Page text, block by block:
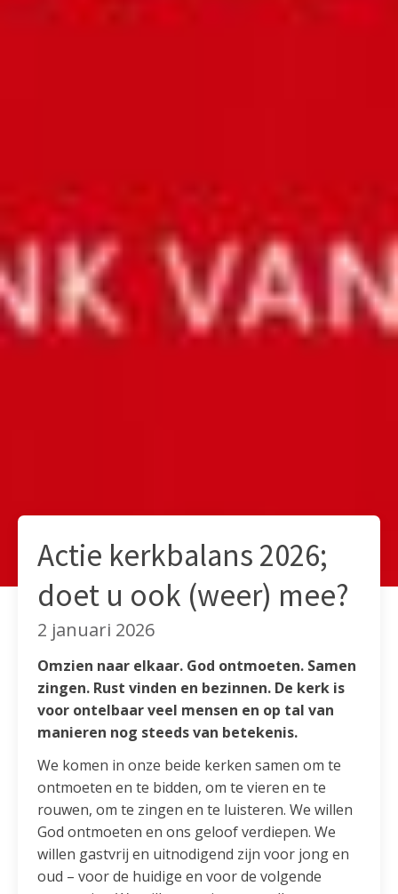
Actie kerkbalans 2026;
doet u ook (weer) mee?
2 januari 2026
Omzien naar elkaar. God ontmoeten. Samen
zingen. Rust vinden en bezinnen. De kerk is
voor ontelbaar veel mensen en op tal van
manieren nog steeds van betekenis.
We komen in onze beide kerken samen om te
ontmoeten en te bidden, om te vieren en te
rouwen, om te zingen en te luisteren. We willen
God ontmoeten en ons geloof verdiepen. We
willen gastvrij en uitnodigend zijn voor jong en
oud – voor de huidige en voor de volgende